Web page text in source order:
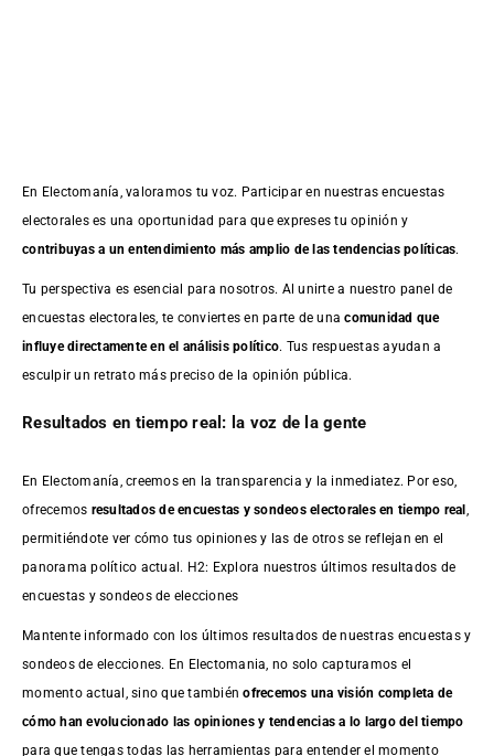
En Electomanía, valoramos tu voz. Participar en nuestras encuestas
electorales es una oportunidad para que expreses tu opinión y
contribuyas a un entendimiento más amplio de las tendencias políticas.
Tu perspectiva es esencial para nosotros. Al unirte a nuestro panel de
encuestas electorales, te conviertes en parte de unacomunidad que
influye directamente en el análisis político. Tus respuestas ayudan a
esculpir un retrato más preciso de la opinión pública.
Resultados en tiempo real: la voz de la gente
En Electomanía, creemos en la transparencia y la inmediatez. Por eso,
ofrecemos resultados deencuestas y sondeos electorales en tiempo real
permitiéndote ver cómo tus opiniones y las de otros se reflejan en el
panorama político actual. H2: Explora nuestros últimos resultados de
encuestas y sondeos de elecciones
Mantente informado con los últimos resultados de nuestras encuestasy
sondeos de elecciones. En Electomania, no solo capturamos el
momento actual, sino que tambiénofrecemos una visión completa de
cómo han evolucionado las opiniones y tendencias a lo largo del tiempo
para que tengas todas las herramientas para entender el momento